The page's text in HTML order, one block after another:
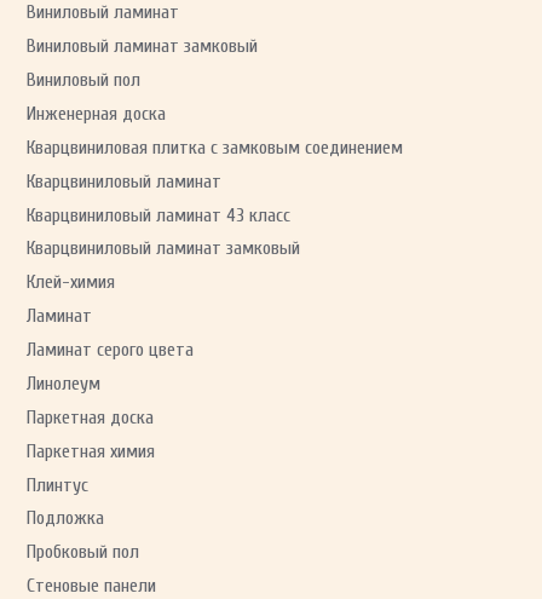
Виниловый ламинат
Виниловый ламинат замковый
Виниловый пол
Инженерная доска
Кварцвиниловая плитка с замковым соединением
Кварцвиниловый ламинат
Кварцвиниловый ламинат 43 класс
Кварцвиниловый ламинат замковый
Клей-химия
Ламинат
Ламинат серого цвета
Линолеум
Паркетная доска
Паркетная химия
Плинтус
Подложка
Пробковый пол
Стеновые панели